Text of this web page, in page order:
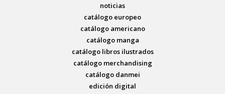
noticias
catálogo europeo
catálogo americano
catálogo manga
catálogo libros ilustrados
catálogo merchandising
catálogo danmei
edición digital